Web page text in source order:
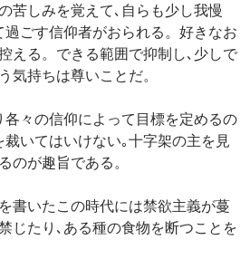
苦しみを覚えて､自らも少し我慢
過ごす信仰者がおられる。好きなお
える。できる範囲で抑制し､少しで
気持ちは尊いことだ。
各々の信仰によって目標を定めるの
いてはいけない｡十字架の主を見
のが趣旨である。
書いたこの時代には禁欲主義が蔓
じたり､ある種の食物を断つことを